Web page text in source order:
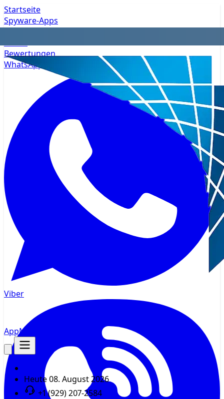
AppMsr
Heute08. August 2026
+1 (929) 207-2584
Startseite
Spyware-Apps
Bewertungen
WhatsApp
Viber